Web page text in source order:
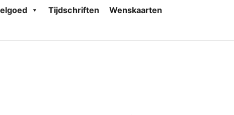
Tijdschriften
Wenskaarten